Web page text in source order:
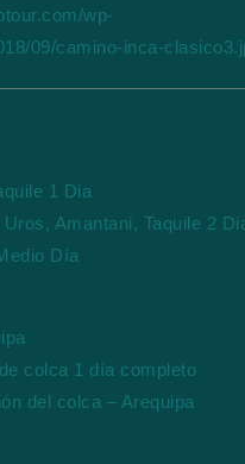
1 Dia
Amantani, Taquile 2
Día
colca 1 día completo
del colca – Arequipa